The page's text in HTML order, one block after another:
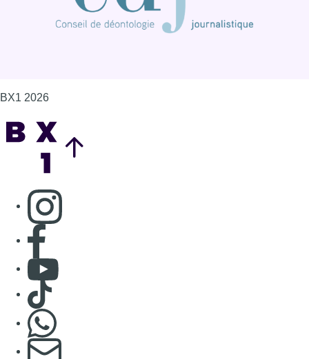
BX1 2026
Consulter page Instagram
Consulter page Facebook
Consulter Youtube
Consulter TikTok
S'abonner à notre newsletter